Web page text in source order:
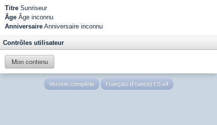
Titre Sunriseur
Âge Âge inconnu
Anniversaire Anniversaire inconnu
Contrôles utilisateur
Mon contenu
Version complète Français (France) LS v4